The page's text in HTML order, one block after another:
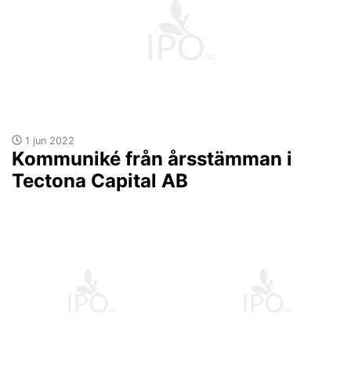
1 jun 2022
Kommuniké från årsstämman i
Tectona Capital AB